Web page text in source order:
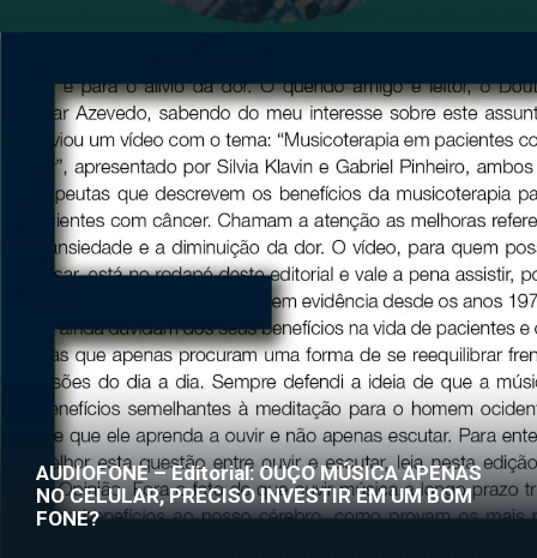
AUDIOFONE – Editorial: OUÇO MÚSICA APENAS
NO CELULAR, PRECISO INVESTIR EM UM BOM
FONE?